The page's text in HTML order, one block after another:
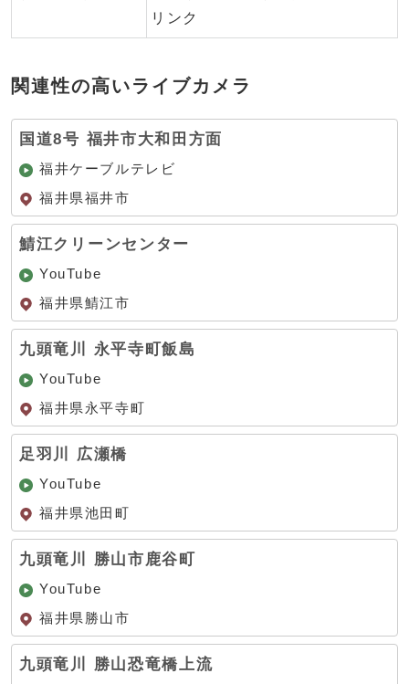
リンク
関連性の高いライブカメラ
国道8号 福井市大和田方面
福井ケーブルテレビ
福井県福井市
鯖江クリーンセンター
YouTube
福井県鯖江市
九頭竜川 永平寺町飯島
YouTube
福井県永平寺町
足羽川 広瀬橋
YouTube
福井県池田町
九頭竜川 勝山市鹿谷町
YouTube
福井県勝山市
九頭竜川 勝山恐竜橋上流